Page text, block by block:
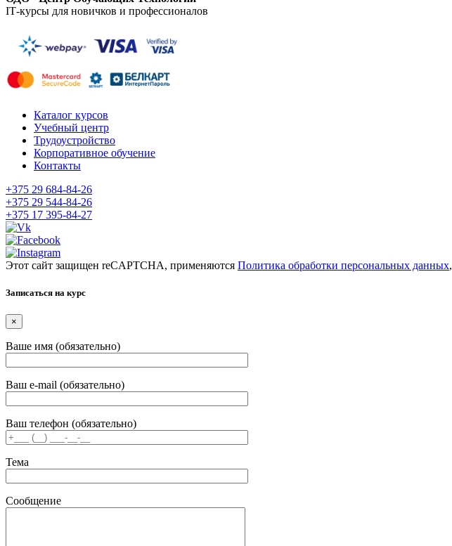
IT‑курсы для новичков и профессионалов
Каталог курсов
Учебный центр
Трудоустройство
Корпоративное обучение
Контакты
+375 29 684-84-26
+375 29 544-84-26
+375 17 395-84-27
Этот сайт защищен reCAPTCHA, применяются Политика обработки персональных данных,
Записаться на курс
×
Ваше имя (обязательно)
Ваш e-mail (обязательно)
Ваш телефон (обязательно)
Тема
Сообщение